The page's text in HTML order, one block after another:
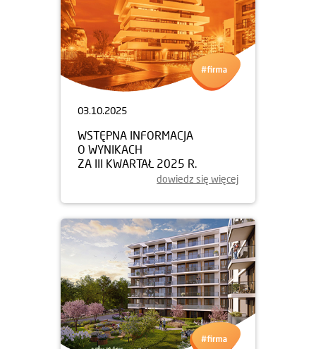
03.10.2025
WSTĘPNA INFORMACJA
O WYNIKACH
ZA III KWARTAŁ 2025 R.
dowiedz się więcej